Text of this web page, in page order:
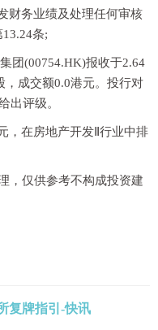
财务业绩及处理任何审核
条;
团(00754.HK)报收于2.64
，成交额0.0港元。投行对
出评级。
，在房地产开发Ⅱ行业中排
，仅供参考不构成投资建
复牌指引-快讯